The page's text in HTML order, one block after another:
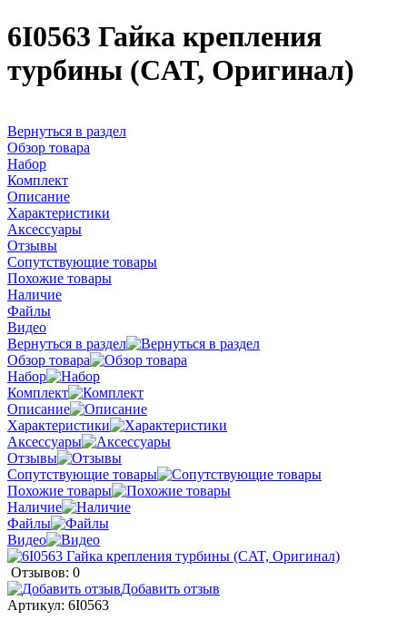
6I0563 Гайка крепления
турбины (CAT, Оригинал)
Вернуться в раздел
Обзор товара
Набор
Комплект
Описание
Характеристики
Аксессуары
Отзывы
Сопутствующие товары
Похожие товары
Наличие
Файлы
Видео
Вернуться в раздел
Обзор товара
Набор
Комплект
Описание
Характеристики
Аксессуары
Отзывы
Сопутствующие товары
Похожие товары
Наличие
Файлы
Видео
Отзывов: 0
Добавить отзыв
Артикул: 6I0563